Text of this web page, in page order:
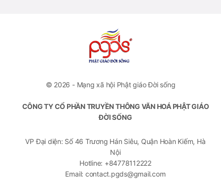
© 2026 - Mạng xã hội Phật giáo Đời sống
CÔNG TY CỔ PHẦN TRUYỀN THÔNG VĂN HOÁ PHẬT GIÁO
ĐỜI SỐNG
VP Đại diện: Số 46 Trương Hán Siêu, Quận Hoàn Kiếm, Hà
Nội
Hotline: +84778112222
Email: contact.pgds@gmail.com